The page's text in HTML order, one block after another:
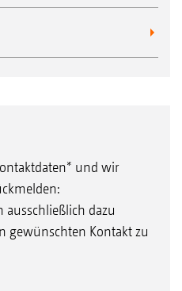
und wir
ausschließlich dazu
gewünschten Kontakt zu